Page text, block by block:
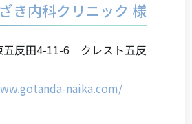
き内科クリニック 様
五反田4-11-6 クレスト五反
naika.com/